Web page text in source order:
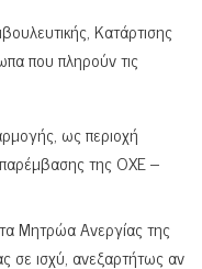
Κατάρτισης
που πληρούν τις
ως περιοχή
παρέμβασης της ΟΧΕ –
Μητρώα Ανεργίας της
σε ισχύ, ανεξαρτήτως αν